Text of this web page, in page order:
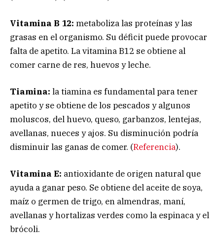
Vitamina B 12: metaboliza las proteínas y las
grasas en el organismo. Su déficit puede provocar
falta de apetito. La vitamina B12 se obtiene al
comer carne de res, huevos y leche.
Tiamina: la tiamina es fundamental para tener
apetito y se obtiene de los pescados y algunos
moluscos, del huevo, queso, garbanzos, lentejas,
avellanas, nueces y ajos. Su disminución podría
disminuir las ganas de comer. (Referencia).
Vitamina E: antioxidante de origen natural que
ayuda a ganar peso. Se obtiene del aceite de soya,
maíz o germen de trigo, en almendras, maní,
avellanas y hortalizas verdes como la espinaca y el
brócoli.